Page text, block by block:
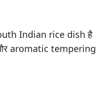
Indian rice dish है
aromatic tempering